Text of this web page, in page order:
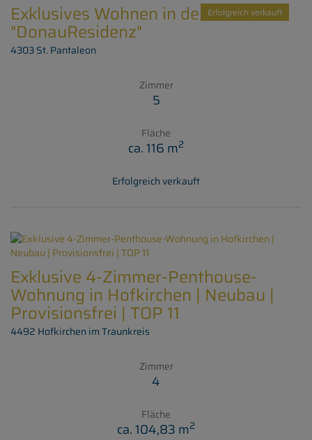
Erfolgreich verkauft
Exklusives Wohnen in der
"DonauResidenz"
4303 St. Pantaleon
Zimmer
5
Fläche
ca. 116 m2
Erfolgreich verkauft
Exklusive 4-Zimmer-Penthouse-
Wohnung in Hofkirchen | Neubau |
Provisionsfrei | TOP 11
4492 Hofkirchen im Traunkreis
Zimmer
4
Fläche
ca. 104,83 m2